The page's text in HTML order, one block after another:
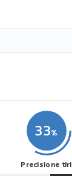
33
Precisione tiri